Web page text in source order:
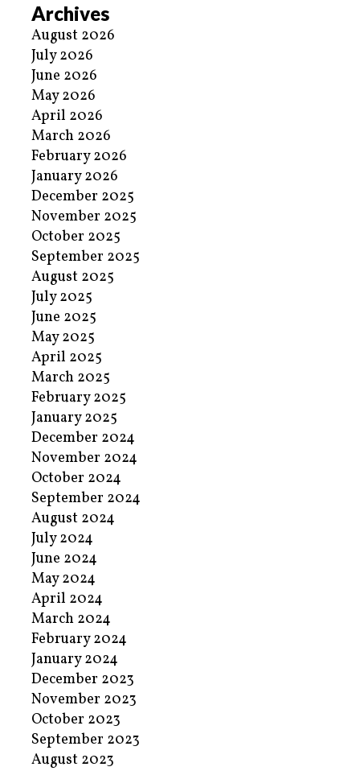
Archives
August 2026
July 2026
June 2026
May 2026
April 2026
March 2026
February 2026
January 2026
December 2025
November 2025
October 2025
September 2025
August 2025
July 2025
June 2025
May 2025
April 2025
March 2025
February 2025
January 2025
December 2024
November 2024
October 2024
September 2024
August 2024
July 2024
June 2024
May 2024
April 2024
March 2024
February 2024
January 2024
December 2023
November 2023
October 2023
September 2023
August 2023